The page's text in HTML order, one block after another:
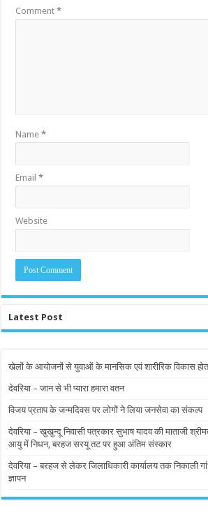
Comment*
Name*
Email*
Website
Latest Post
खेलों के आयोजनों से युवाओं के मानसिक एवं शारीरिक विकास
देवरिया – जान से भी प्यारा हमारा वतन
विजय प्रताप के जन्मदिवस पर लोगों ने लिया जनसेवा का संकल्प
देवरिया – खुखुन्दू निवासी पत्रकार सुभाष यादव की माताजी
आयु में निधन, बरहज सरयू तट पर हुआ अंतिम संस्कार
देवरिया – बरहज से लेकर जिलाधिकारी कार्यालय तक निकाली
ज्ञापन